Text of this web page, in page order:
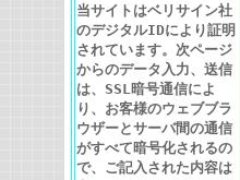
当サイトはベリサイン社
のデジタルIDにより証明
されています。次ページ
からのデータ入力、送信
は、SSL暗号通信によ
り、お客様のウェブブラ
ウザーとサーバ間の通信
がすべて暗号化されるの
で、ご記入された内容は